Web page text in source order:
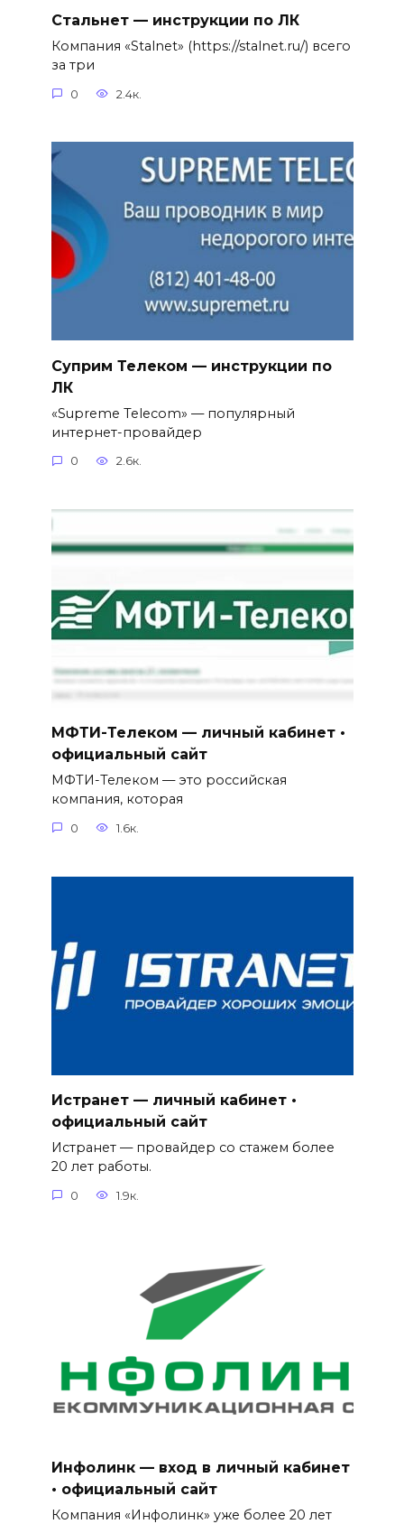
Стальнет — инструкции по ЛК
Компания «Stalnet» (https://stalnet.ru/) всего
за три
0 2.4к.
Суприм Телеком — инструкции по
ЛК
«Supreme Telecom» — популярный
интернет-провайдер
0 2.6к.
МФТИ-Телеком — личный кабинет •
официальный сайт
МФТИ-Телеком — это российская
компания, которая
0 1.6к.
Истранет — личный кабинет •
официальный сайт
Истранет — провайдер со стажем более
20 лет работы.
0 1.9к.
Инфолинк — вход в личный кабинет
• официальный сайт
Компания «Инфолинк» уже более 20 лет